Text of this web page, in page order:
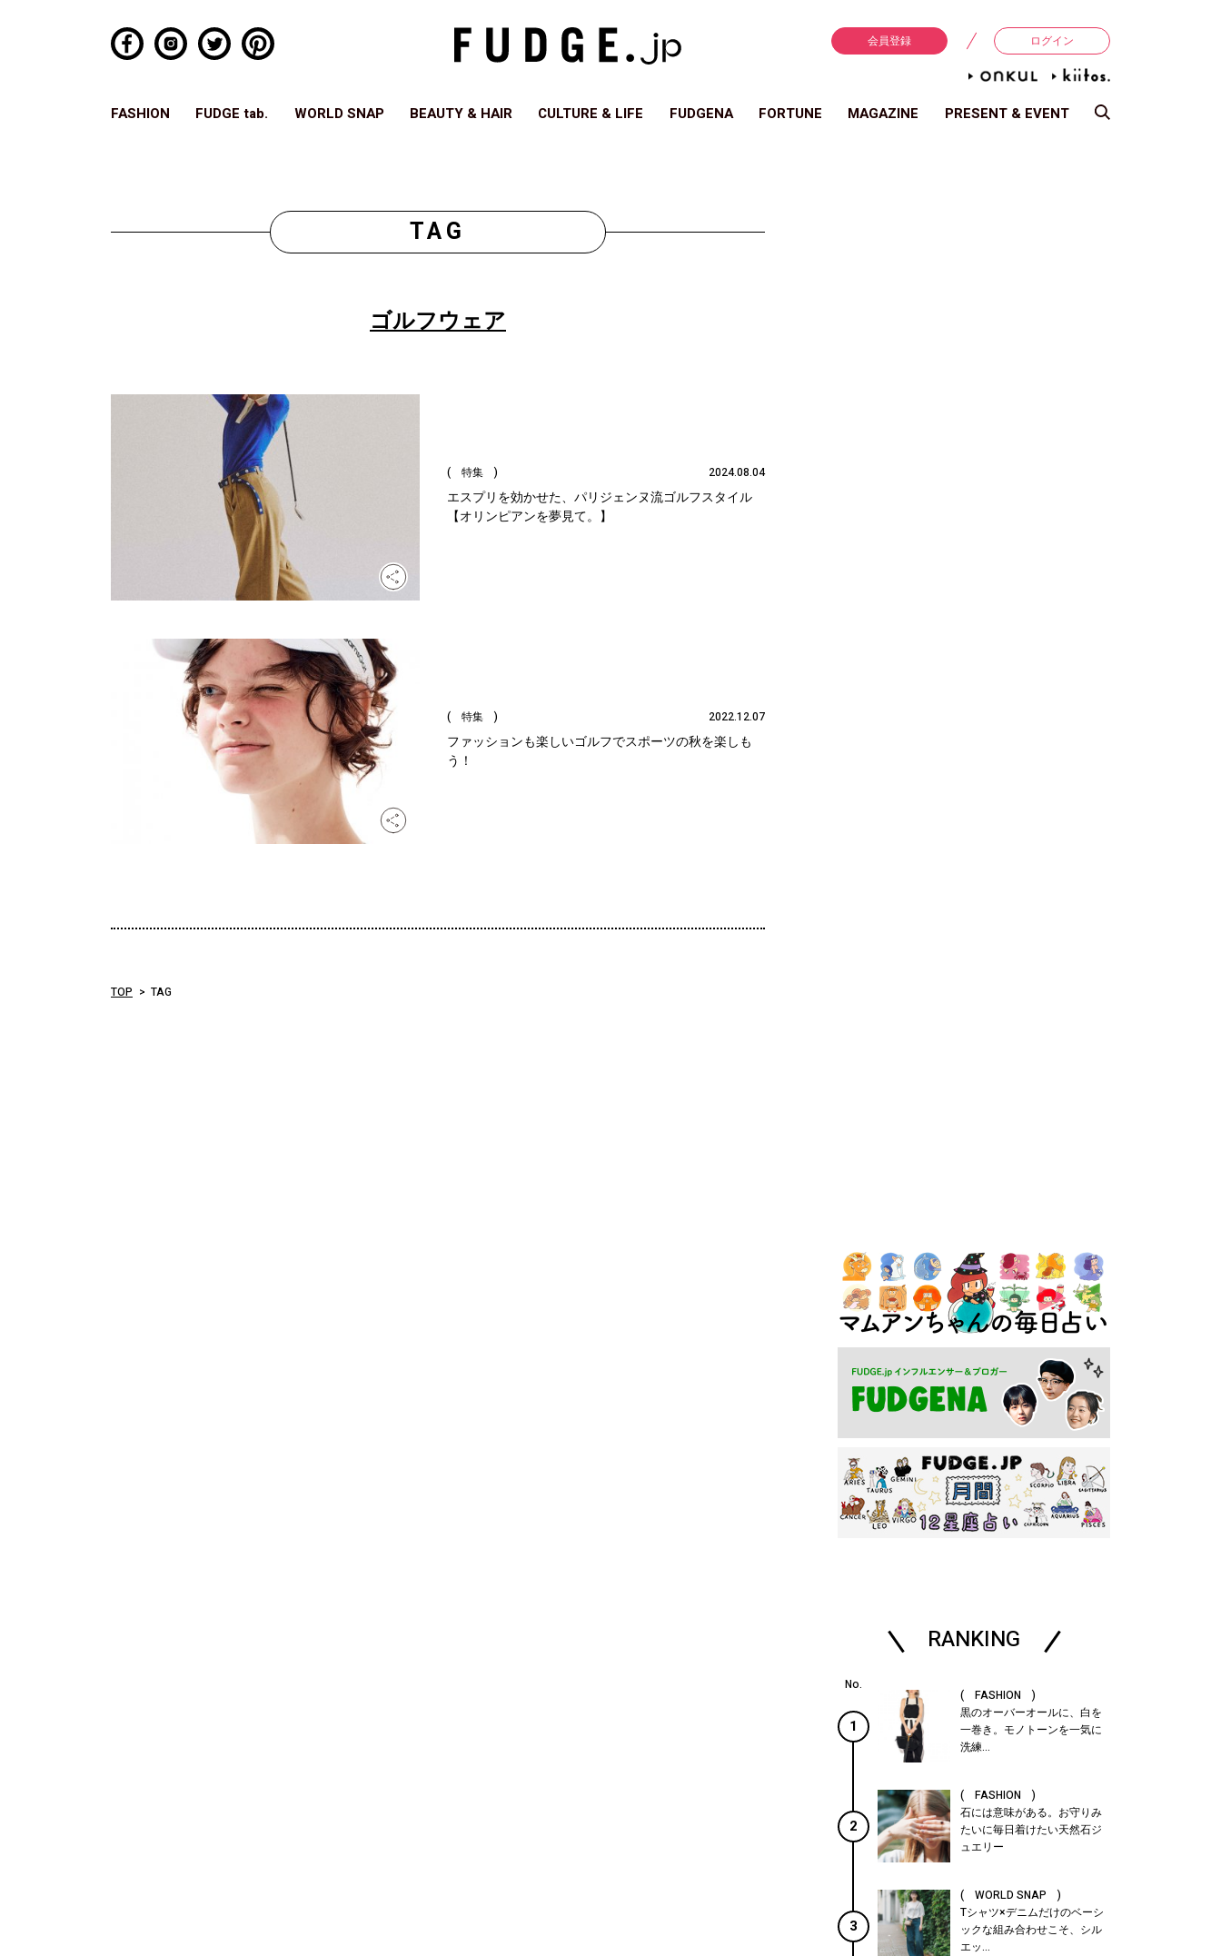
会員登録 ログイン
FASHION FUDGE tab. WORLD SNAP BEAUTY & HAIR CULTURE & LIFE FUDGENA FORTUNE MAGAZINE PRESENT & EVENT
TAG
ゴルフウェア
( 特集 ) 2024.08.04
エスプリを効かせた、パリジェンヌ流ゴルフスタイル
【オリンピアンを夢見て。】
( 特集 ) 2022.12.07
ファッションも楽しいゴルフでスポーツの秋を楽しも
う！
TOP TAG
RANKING
1
( FASHION )
黒のオーバーオールに、白を
一巻き。モノトーンを一気に
洗練...
2
( FASHION )
石には意味がある。お守りみ
たいに毎日着けたい天然石ジ
ュエリー
3
( WORLD SNAP )
Tシャツ×デニムだけのベーシ
ックな組み合わせこそ、シル
エッ...